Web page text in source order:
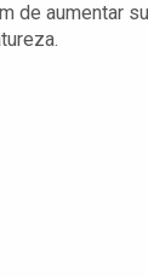
de aumentar